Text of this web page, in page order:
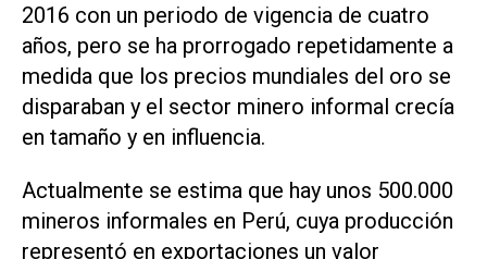
2016 con un periodo de vigencia de ‌cuatro
años, pero se ha prorrogado repetidamente a
medida que los ‌precios mundiales del oro se
disparaban y el sector minero informal crecía
en tamaño y en influencia.
Actualmente se estima que hay unos 500.000
mineros informales en Perú, cuya producción
representó en exportaciones un valor